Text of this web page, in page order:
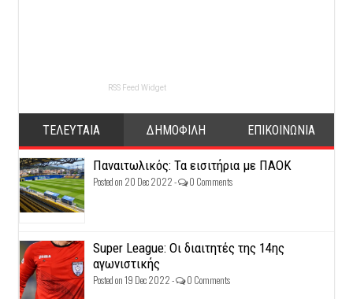
RSS Feed Widget
ΤΕΛΕΥΤΑΙΑ ΔΗΜΟΦΙΛΗ ΕΠΙΚΟΙΝΩΝΙΑ
Παναιτωλικός: Τα εισιτήρια με ΠΑΟΚ
Posted on 20 Dec 2022 - 0 Comments
Super League: Οι διαιτητές της 14ης
αγωνιστικής
Posted on 19 Dec 2022 - 0 Comments